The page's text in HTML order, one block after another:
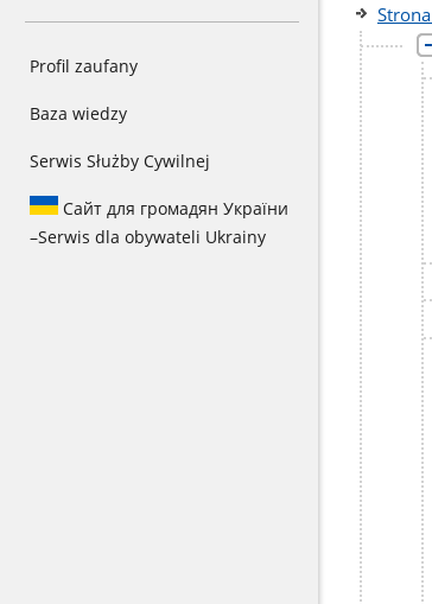
Profil zaufany
Baza wiedzy
Serwis Służby Cywilnej
Сайт для громадян України
–Serwis dla obywateli Ukrainy